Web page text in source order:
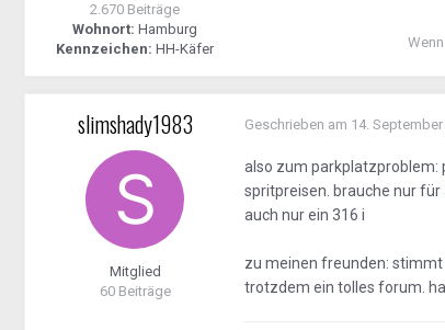
2.670 Beiträge
Wohnort: Hamburg
Kennzeichen: HH-Käfer
slimshady1983
Mitglied
60 Beiträge
Geschrieben am 14.
also zum parkplatzproblem:
spritpreisen. brauche nur
auch nur ein 316 i
zu meinen freunden:
trotzdem ein tolles forum.